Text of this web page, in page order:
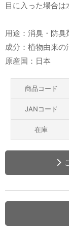
目に入った場合は
用途：消臭・防臭
成分：植物由来の
原産国：日本
商品コード
JANコード
在庫